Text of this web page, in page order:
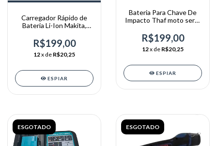
Carregador Rápido de
Bateria Li-Ion Makita,
R$199,00
12x de R$20,25
ESPIAR
Bateria Para Chave De
Impacto Thaf moto serra
R$199,00
12x de R$20,25
ESPIAR
ESGOTADO ESGOTADO